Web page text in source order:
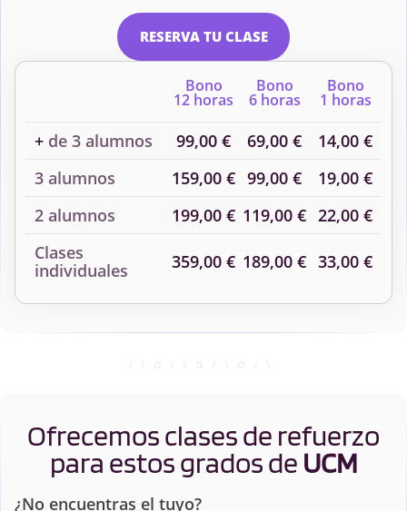
RESERVA TU CLASE
Bono
12 horas
Bono
6 horas
Bono
1 horas
+ de 3 alumnos 99,00 € 69,00 €
14,00 €
3 alumnos
159,00 € 99,00 €
19,00 €
2 alumnos
199,00 € 119,00 € 22,00 €
Clases
individuales
359,00 € 189,00 € 33,00 €
Ofrecemos clases de refuerzo
para estos grados de UCM
¿No encuentras el tuyo?